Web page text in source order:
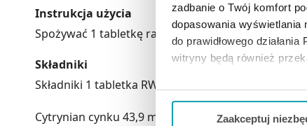
zadbanie o Twój komfort
dopasowania wyświetlania
do prawidłowego
witryny będą również
Jeżeli chcesz dostosować
Zaakceptuj
Instrukcja użycia
Spożywać 1 tabletkę raz dziennie z wodą.
Składniki
Składniki 1 tabletka RWS
Cytrynian cynku 43,9 mg <>